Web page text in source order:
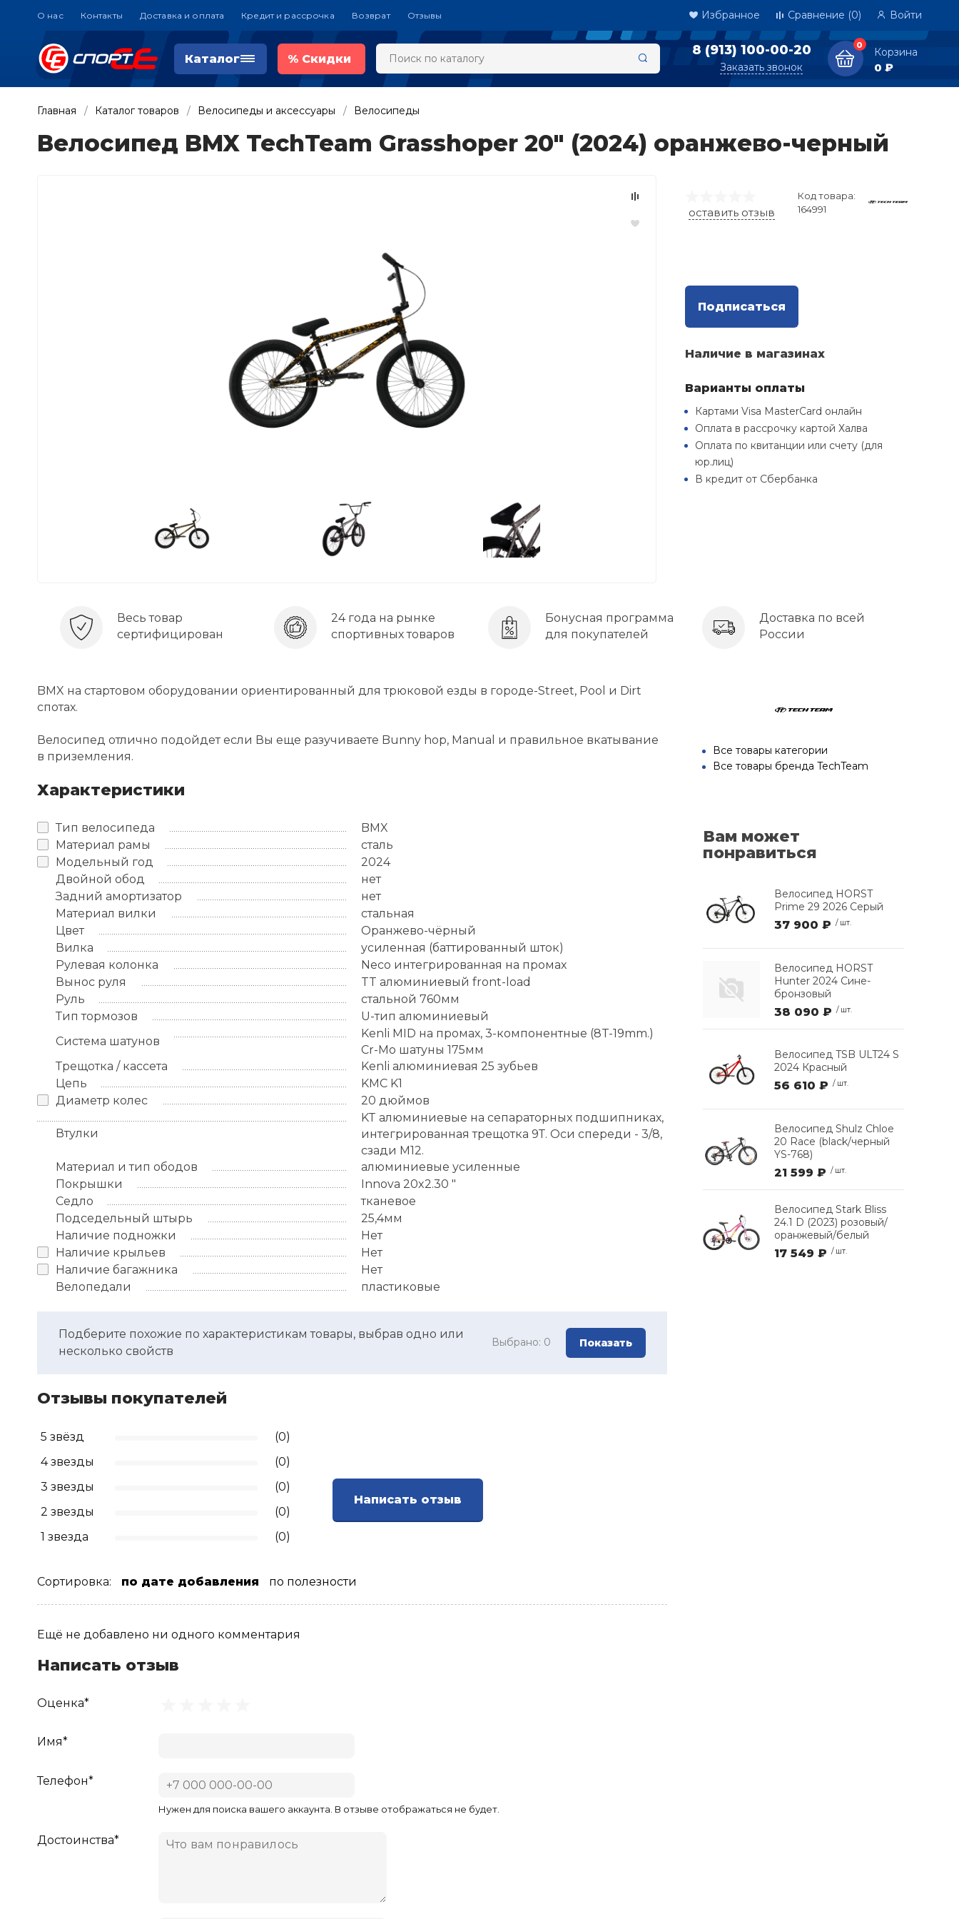
О нас Контакты Доставка и оплата Кредит и рассрочка Возврат Отзывы Избранное Сравнение (0) Войти
Каталог % Скидки
8 (913) 100-00-20
Заказать звонок
0
Корзина
0 ₽
Главная Каталог товаров Велосипеды и аксессуары Велосипеды
Велосипед BMX TechTeam Grasshoper 20" (2024) оранжево-черный
оставить отзыв
Код товара:
164991
Подписаться
Наличие в магазинах
Варианты оплаты
Картами Visa MasterCard онлайн
Оплата в рассрочку картой Халва
Оплата по квитанции или счету (для
юр.лиц)
В кредит от Сбербанка
Весь товар
сертифицирован
24 года на рынке
спортивных товаров
Бонусная программа
для покупателей
Доставка по всей
России
BMX на стартовом оборудовании ориентированный для трюковой езды в городе-Street, Pool и Dirt
спотах.
Велосипед отлично подойдет если Вы еще разучиваете Bunny hop, Manual и правильное вкатывание
в приземления.
Характеристики
Тип велосипеда
BMX
Материал рамы
сталь
Модельный год
2024
Двойной обод
нет
Задний амортизатор
нет
Материал вилки
стальная
Цвет
Оранжево-чёрный
Вилка
усиленная (баттированный шток)
Рулевая колонка
Neco интегрированная на промах
Вынос руля
TT алюминиевый front-load
Руль
стальной 760мм
Тип тормозов
U-тип алюминиевый
Система шатунов
Kenli MID на промах, 3-компонентные (8T-19mm.)
Cr-Mo шатуны 175мм
Трещотка / кассета
Kenli алюминиевая 25 зубьев
Цепь
KMC K1
Диаметр колес
20 дюймов
Втулки
KT алюминиевые на сепараторных подшипниках,
интегрированная трещотка 9Т. Оси спереди - 3/8,
сзади М12.
Материал и тип ободов
алюминиевые усиленные
Покрышки
Innova 20x2.30 "
Седло
тканевое
Подседельный штырь
25,4мм
Наличие подножки
Нет
Наличие крыльев
Нет
Наличие багажника
Нет
Велопедали
пластиковые
Подберите похожие по характеристикам товары, выбрав одно или
несколько свойств
Выбрано: 0 Показать
Отзывы покупателей
5 звёзд
(0)
4 звезды
(0)
3 звезды
(0)
2 звезды
(0)
1 звезда
(0)
Написать отзыв
Сортировка: по дате добавления по полезности
Ещё не добавлено ни одного комментария
Написать отзыв
Оценка*
Имя*
Телефон*
Нужен для поиска вашего аккаунта. В отзыве отображаться не будет.
Достоинства*
Все товары категории
Все товары бренда TechTeam
Вам может
понравиться
Велосипед HORST
Prime 29 2026 Серый
37 900 ₽ / шт.
Велосипед HORST
Hunter 2024 Сине-
бронзовый
38 090 ₽ / шт.
Велосипед TSB ULT24 S
2024 Красный
56 610 ₽ / шт.
Велосипед Shulz Chloe
20 Race (black/черный
YS-768)
21 599 ₽ / шт.
Велосипед Stark Bliss
24.1 D (2023) розовый/
оранжевый/белый
17 549 ₽ / шт.